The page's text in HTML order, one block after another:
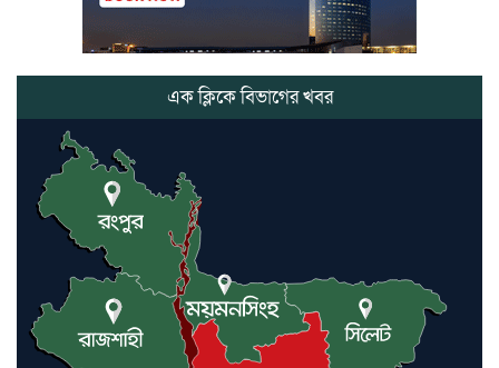
ভোলাগঞ্জ স্থলবন্দরে এলসি আটকে
হয়রানির অভিযোগ, বিএনপির সাবেক
সভাপতির
গলিত মরদেহ উদ্ধার
লন্ডনে আদমপুর ইউনাইটেড কলেজ
বাস্তবায়ন নিয়ে আলোচনা সভা
এক ক্লিকে বিভাগের খবর